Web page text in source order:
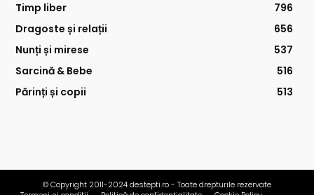
Timp liber
796
Dragoste și relații
656
Nunți și mirese
537
Sarcină & Bebe
516
Părinți și copii
513
© Copyright 2011-2024 destepti.ro - Toate drepturile rezervate